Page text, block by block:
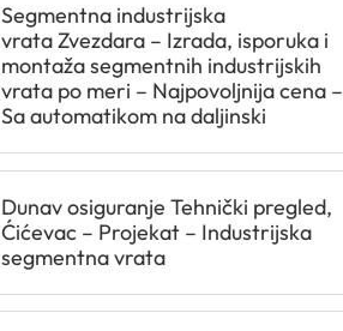
Segmentna industrijska
vrata Zvezdara – Izrada, isporuka i
montaža segmentnih industrijskih
vrata po meri – Najpovoljnija cena –
Sa automatikom na daljinski
Dunav osiguranje Tehnički pregled,
Ćićevac – Projekat – Industrijska
segmentna vrata